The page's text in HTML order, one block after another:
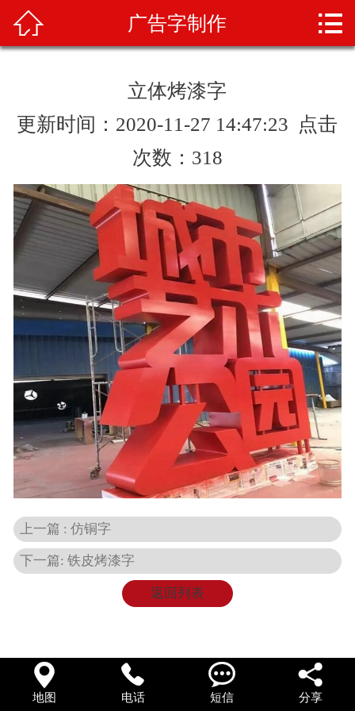
案例展示
业务范围
产品知识
人才招聘
联系我们
在线留言
 广告字制作 
立体烤漆字
更新时间：2020-11-27 14:47:23 点击
次数： 318
上一篇 : 仿铜字
下一篇: 铁皮烤漆字
返回列表

地图

电话

短信

分享